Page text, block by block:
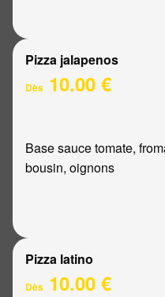
Pizza jalapenos
Dès 10.00 €
Base sauce tomate,
bousin, oignons
Pizza latino
Dès 10.00 €